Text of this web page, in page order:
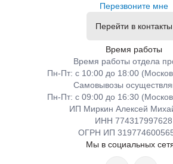
Перезвоните мне
Перейти в контакты
Время работы
Время работы отдела
Пн-Пт: с 10:00 до 18:00
Самовывозы
Пн-Пт: с 09:00 до 16:30
ИП Миркин Алексей
ИНН 774317997628
ОГРН ИП
Мы в социальных